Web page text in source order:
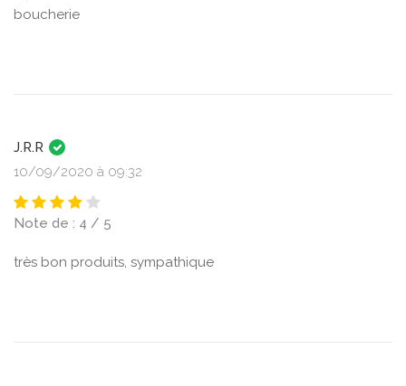
boucherie
J.R.R
10/09/2020 à 09:32
Note de : 4 / 5
très bon produits, sympathique